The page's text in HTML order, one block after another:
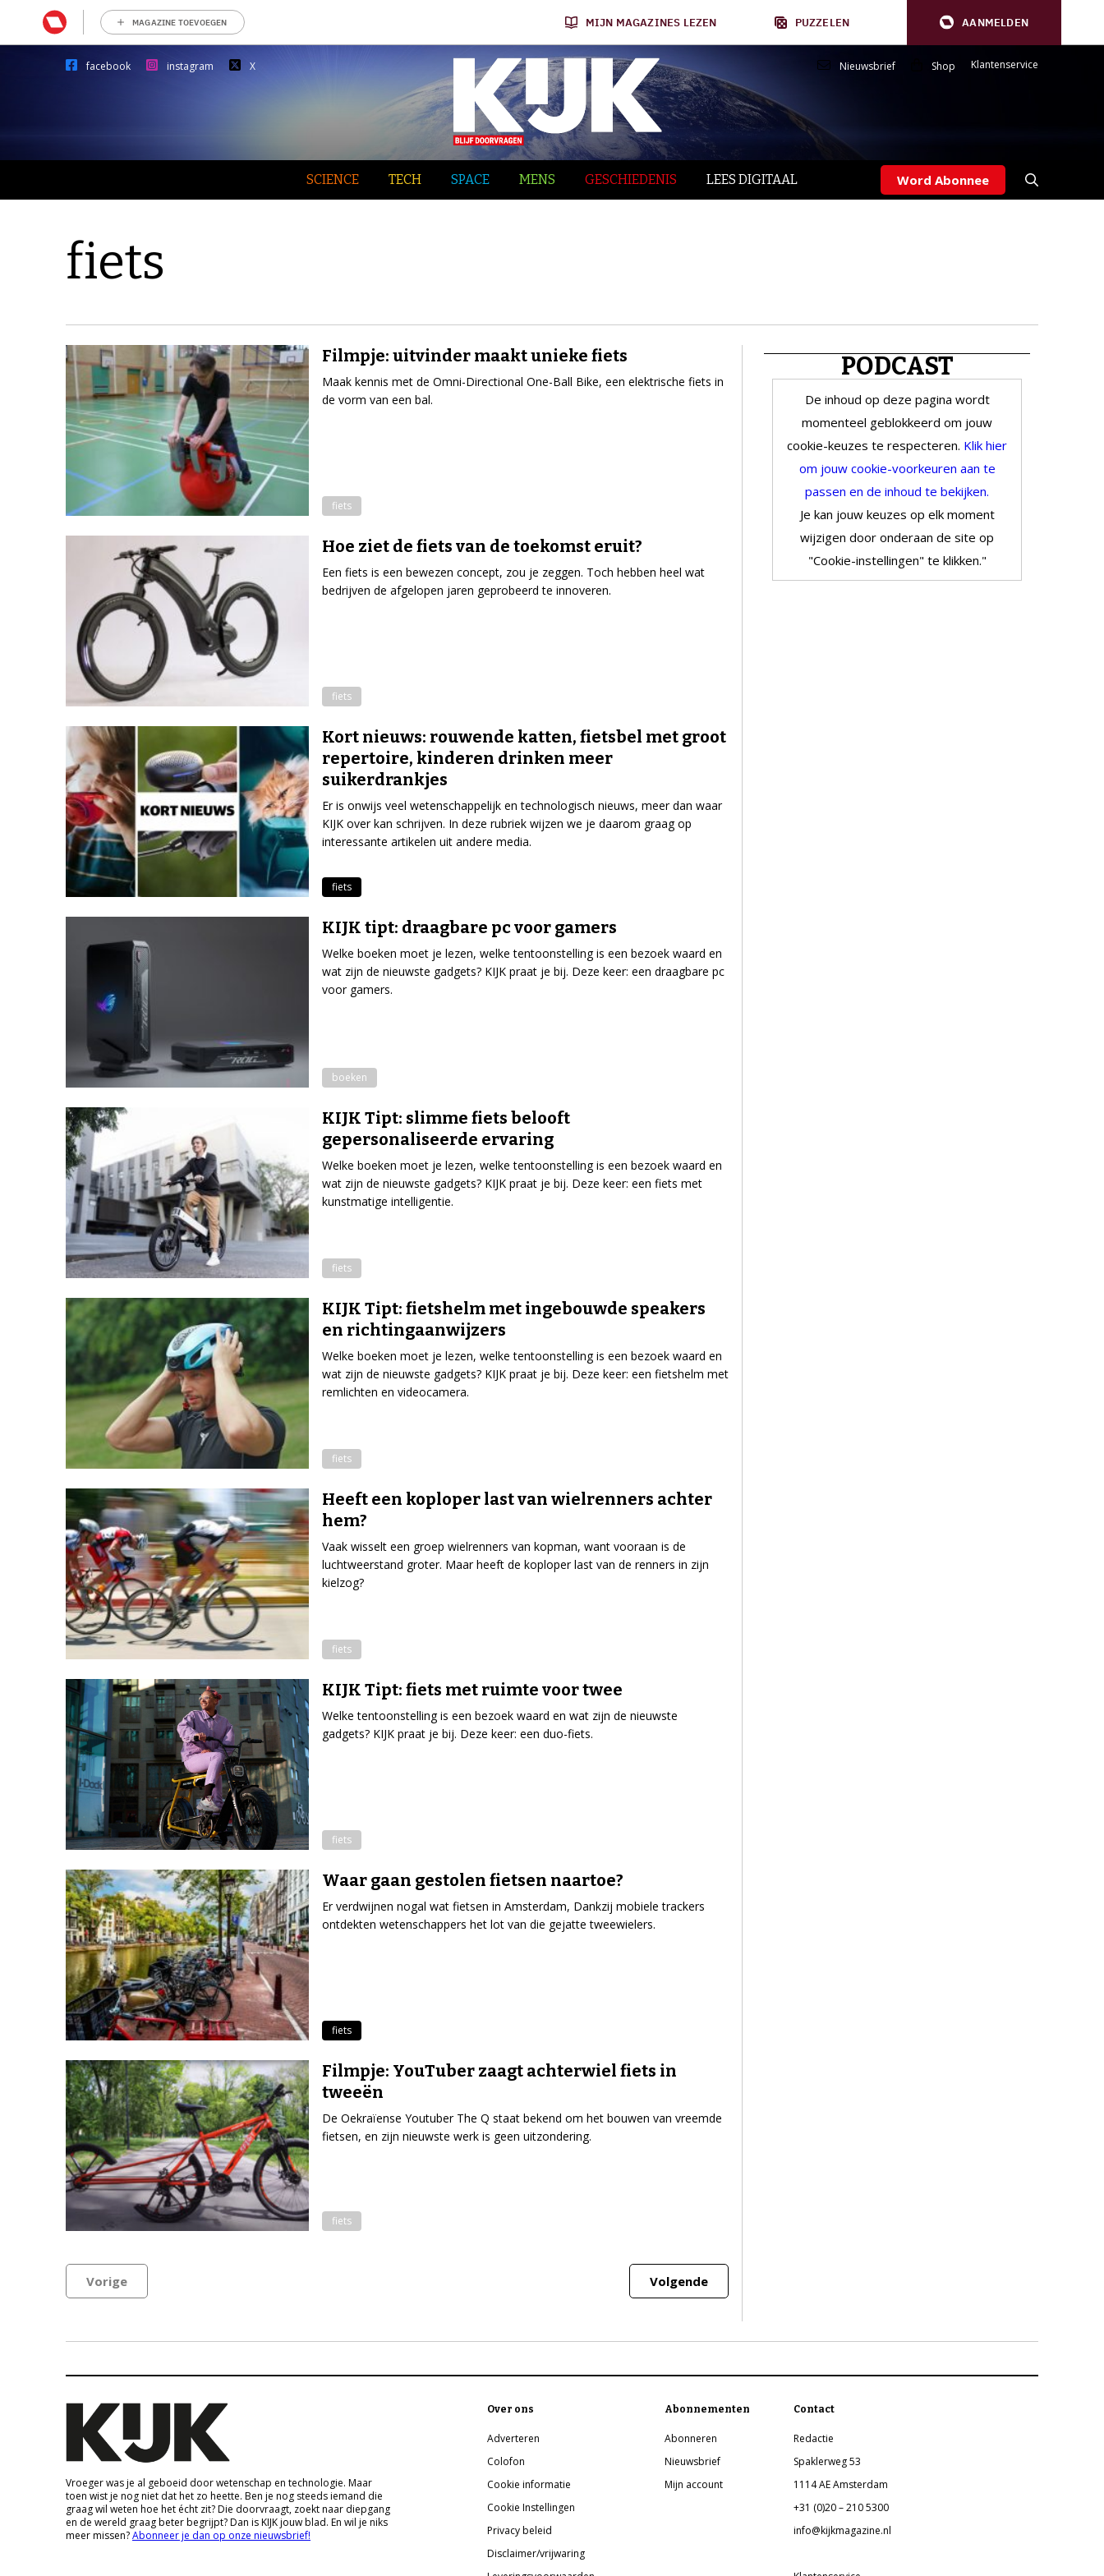
MAGAZINE TOEVOEGEN MIJN MAGAZINES LEZEN PUZZELEN AANMELDEN
facebook instagram X Nieuwsbrief Shop Klantenservice
SCIENCE TECH SPACE MENS GESCHIEDENIS LEES DIGITAAL Word Abonnee
fiets
Filmpje: uitvinder maakt unieke fiets
Maak kennis met de Omni-Directional One-Ball Bike, een elektrische fiets in
de vorm van een bal.
fiets
Hoe ziet de fiets van de toekomst eruit?
Een fiets is een bewezen concept, zou je zeggen. Toch hebben heel wat
bedrijven de afgelopen jaren geprobeerd te innoveren.
fiets
Kort nieuws: rouwende katten, fietsbel met groot
repertoire, kinderen drinken meer
suikerdrankjes
Er is onwijs veel wetenschappelijk en technologisch nieuws, meer dan waar
KIJK over kan schrijven. In deze rubriek wijzen we je daarom graag op
interessante artikelen uit andere media.
fiets
KIJK tipt: draagbare pc voor gamers
Welke boeken moet je lezen, welke tentoonstelling is een bezoek waard en
wat zijn de nieuwste gadgets? KIJK praat je bij. Deze keer: een draagbare pc
voor gamers.
boeken
KIJK Tipt: slimme fiets belooft
gepersonaliseerde ervaring
Welke boeken moet je lezen, welke tentoonstelling is een bezoek waard en
wat zijn de nieuwste gadgets? KIJK praat je bij. Deze keer: een fiets met
kunstmatige intelligentie.
fiets
KIJK Tipt: fietshelm met ingebouwde speakers
en richtingaanwijzers
Welke boeken moet je lezen, welke tentoonstelling is een bezoek waard en
wat zijn de nieuwste gadgets? KIJK praat je bij. Deze keer: een fietshelm met
remlichten en videocamera.
fiets
Heeft een koploper last van wielrenners achter
hem?
Vaak wisselt een groep wielrenners van kopman, want vooraan is de
luchtweerstand groter. Maar heeft de koploper last van de renners in zijn
kielzog?
fiets
KIJK Tipt: fiets met ruimte voor twee
Welke tentoonstelling is een bezoek waard en wat zijn de nieuwste
gadgets? KIJK praat je bij. Deze keer: een duo-fiets.
fiets
Waar gaan gestolen fietsen naartoe?
Er verdwijnen nogal wat fietsen in Amsterdam, Dankzij mobiele trackers
ontdekten wetenschappers het lot van die gejatte tweewielers.
fiets
Filmpje: YouTuber zaagt achterwiel fiets in
tweeën
De Oekraïense Youtuber The Q staat bekend om het bouwen van vreemde
fietsen, en zijn nieuwste werk is geen uitzondering.
fiets
Vorige Volgende
PODCAST
De inhoud op deze pagina wordt
momenteel geblokkeerd om jouw
cookie-keuzes te respecteren. Klik hier
om jouw cookie-voorkeuren aan te
passen en de inhoud te bekijken.
Je kan jouw keuzes op elk moment
wijzigen door onderaan de site op
"Cookie-instellingen" te klikken."
Vroeger was je al geboeid door wetenschap en technologie. Maar
toen wist je nog niet dat het zo heette. Ben je nog steeds iemand die
graag wil weten hoe het écht zit? Die doorvraagt, zoekt naar diepgang
en de wereld graag beter begrijpt? Dan is KIJK jouw blad. En wil je niks
meer missen?Abonneer je dan op onze nieuwsbrief!
Over ons
Adverteren
Colofon
Cookie informatie
Cookie Instellingen
Privacy beleid
Disclaimer/vrijwaring
Abonnementen
Abonneren
Nieuwsbrief
Mijn account
Contact
Redactie
Spaklerweg 53
1114 AE Amsterdam
+31 (0)20 – 210 5300
info@kijkmagazine.nl